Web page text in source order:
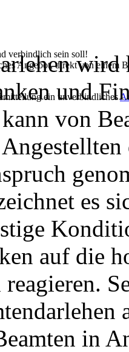
verbindlich sein soll!
Angebot, direkt von einem
ein unverbindliches
wird
und
von
es
auf die
in